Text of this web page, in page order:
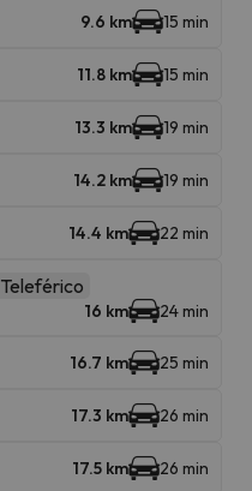
9.6 km 15 min
11.8 km 15 min
13.3 km 19 min
14.2 km 19 min
14.4 km 22 min
Teleférico
16 km 24 min
16.7 km 25 min
17.3 km 26 min
17.5 km 26 min